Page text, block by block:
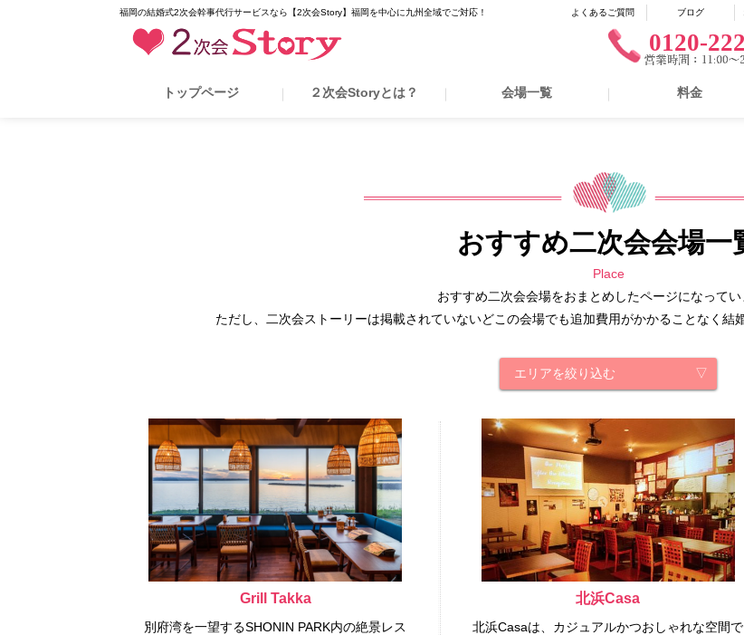
福岡の結婚式2次会幹事代行サービスなら【2次会Story】福岡を中心に九州全域でご対応！ よくあるご質問 ブログ
0120-
トップページ ２次会Storyとは？ 会場一覧 料金
おすすめ二次会会場一
Place
おすすめ二次会会場をおまとめしたページになってい
ただし、二次会ストーリーは掲載されていないどこの会場でも追加費用がかかることなく結
エリアを絞り込む
Grill Takka
別府湾を一望するSHONIN PARK内の絶景レス
北浜Casa
北浜Casaは、カジュアルかつおしゃれな空間で